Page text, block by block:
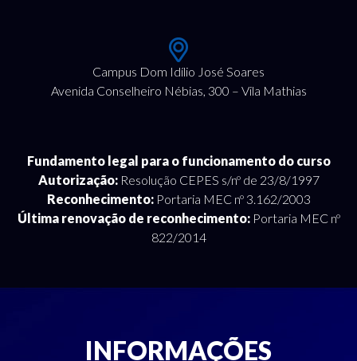
Campus Dom Idílio José Soares
Avenida Conselheiro Nébias, 300 – Vila Mathias
Fundamento legal para o funcionamento do curso
Autorização:Resolução CEPES s/nº de 23/8/1997
Reconhecimento:Portaria MEC nº 3.162/2003
Última renovação de reconhecimento:Portaria MEC nº
822/2014
INFORMAÇÕES